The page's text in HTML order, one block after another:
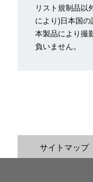
リスト規制品以
により)日本国の
本製品により撮
負いません。
サイトマップ